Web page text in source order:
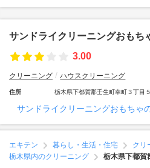
サンドライクリーニングおもち
3.00
クリーニング ハウスクリーニング
住所 栃木県下都賀郡壬生町幸町３丁目
サンドライクリーニングおもちゃ
エキテン 暮らし・生活・住宅
クリ
栃木県内のクリーニング
栃木県下都賀